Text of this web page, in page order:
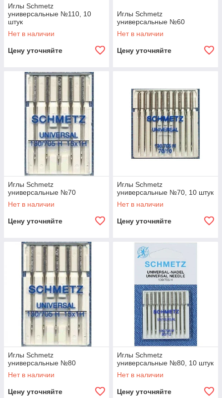
Иглы Schmetz
универсальные №110, 10
штук
Нет в наличии
Цену уточняйте
Иглы Schmetz
универсальные №60
Нет в наличии
Цену уточняйте
Иглы Schmetz
универсальные №70
Нет в наличии
Цену уточняйте
Иглы Schmetz
универсальные №70, 10 штук
Нет в наличии
Цену уточняйте
Иглы Schmetz
универсальные №80
Нет в наличии
Цену уточняйте
Иглы Schmetz
универсальные №80, 10 штук
Нет в наличии
Цену уточняйте